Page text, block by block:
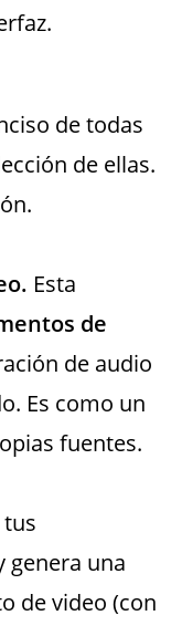
de todas
de ellas.
Esta
de
de audio
Es como un
fuentes.
genera una
de video (con